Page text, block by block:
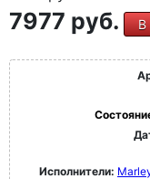
7977 руб. В
Исполнители: